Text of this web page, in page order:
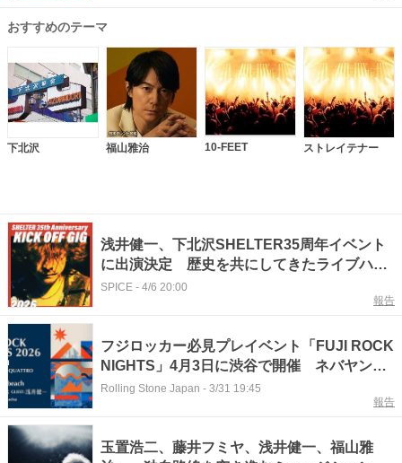
おすすめのテーマ
下北沢 福山雅治 10-FEET ストレイテナー
浅井健一、下北沢SHELTER35周年イベント
に出演決定 歴史を共にしてきたライブハウ
スへ帰還
SPICE - 4/6 20:00
報告
フジロッカー必見プレイベント「FUJI ROCK
NIGHTS」4月3日に渋谷で開催 ネバヤン、
浅井健一も出演
Rolling Stone Japan - 3/31 19:45
報告
玉置浩二、藤井フミヤ、浅井健一、福山雅